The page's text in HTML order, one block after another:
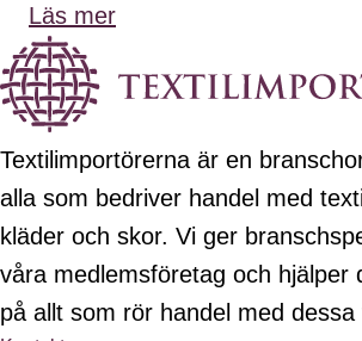
Läs mer
Textilimportörerna är en
alla som bedriver handel med
kläder och skor. Vi ger
våra medlemsföretag och hjälper
på allt som rör handel med dessa